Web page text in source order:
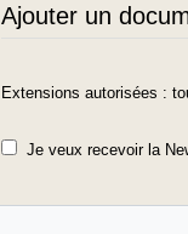
Ajouter un
Extensions autorisées :
Je veux recevoir la